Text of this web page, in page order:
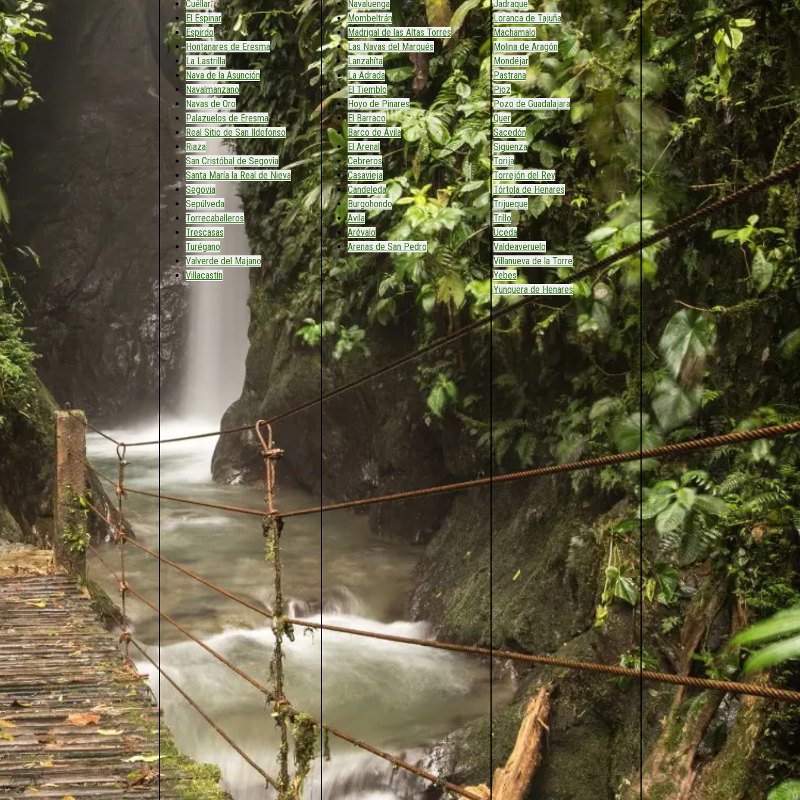
Cuéllar
El Espinar
Espirdo
Hontanares de Eresma
La Lastrilla
Nava de la Asunción
Navalmanzano
Navas de Oro
Palazuelos de Eresma
Real Sitio de San Ildefonso
Riaza
San Cristóbal de Segovia
Santa María la Real de Nieva
Segovia
Sepúlveda
Torrecaballeros
Trescasas
Turégano
Valverde del Majano
Villacastín
Navaluenga
Mombeltrán
Madrigal de las Altas Torres
Las Navas del Marqués
Lanzahíta
La Adrada
El Tiemblo
Hoyo de Pinares
El Barraco
Barco de Ávila
El Arenal
Cebreros
Casavieja
Candeleda
Burgohondo
Avila
Arévalo
Arenas de San Pedro
Jadraque
Loranca de Tajuña
Machamalo
Molina de Aragón
Mondéjar
Pastrana
Pioz
Pozo de Guadalajara
Quer
Sacedón
Sigüenza
Torija
Torrejón del Rey
Tórtola de Henares
Trijueque
Trillo
Uceda
Valdeaveruelo
Villanueva de la Torre
Yebes
Yunquera de Henares